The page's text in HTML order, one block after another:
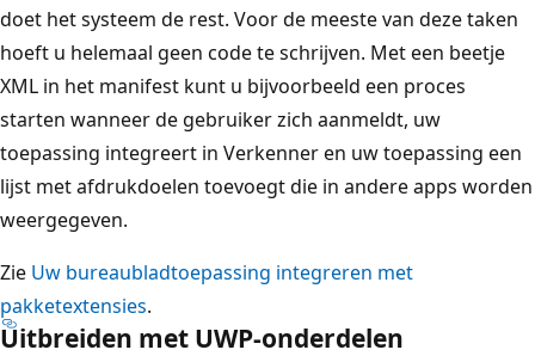
doet het systeem de rest. Voor de meeste van deze taken
hoeft u helemaal geen code te schrijven. Met een beetje
XML in het manifest kunt u bijvoorbeeld een proces
starten wanneer de gebruiker zich aanmeldt, uw
toepassing integreert in Verkenner en uw toepassing een
lijst met afdrukdoelen toevoegt die in andere apps worden
weergegeven.
Zie Uw bureaubladtoepassing integreren met
pakketextensies.
Uitbreiden met UWP-onderdelen